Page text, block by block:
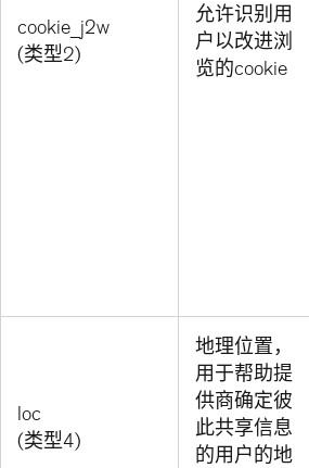
cookie_j2w
(类型2)
允许识别用
户以改进浏
览的cookie
loc
(类型4)
地理位置，
用于帮助提
供商确定彼
此共享信息
的用户的地